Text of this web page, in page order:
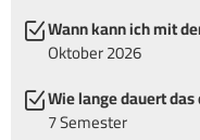
Wann kann ich mit
Oktober 2026
Wie lange dauert
7 Semester